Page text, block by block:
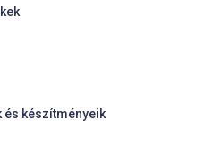
készítményeik